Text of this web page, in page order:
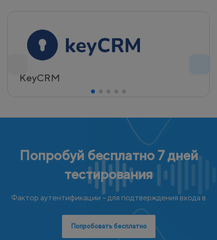
KeyCRM
Попробуй бесплатно 7 дней
тестирования
Фактор аутентификации – для подтверждения входа в
Попробовать бесплатно